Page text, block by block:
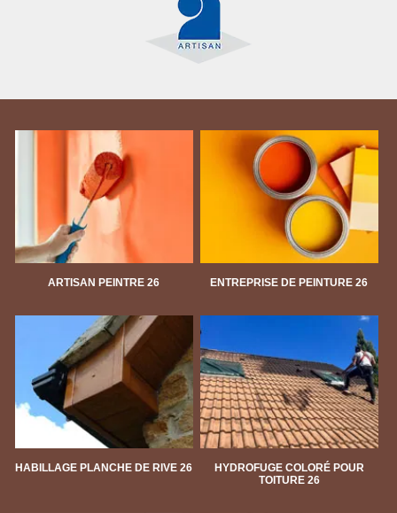
ARTISAN PEINTRE 26 ENTREPRISE DE PEINTURE 26
HABILLAGE PLANCHE DE RIVE 26
HYDROFUGE COLORÉ POUR
TOITURE 26